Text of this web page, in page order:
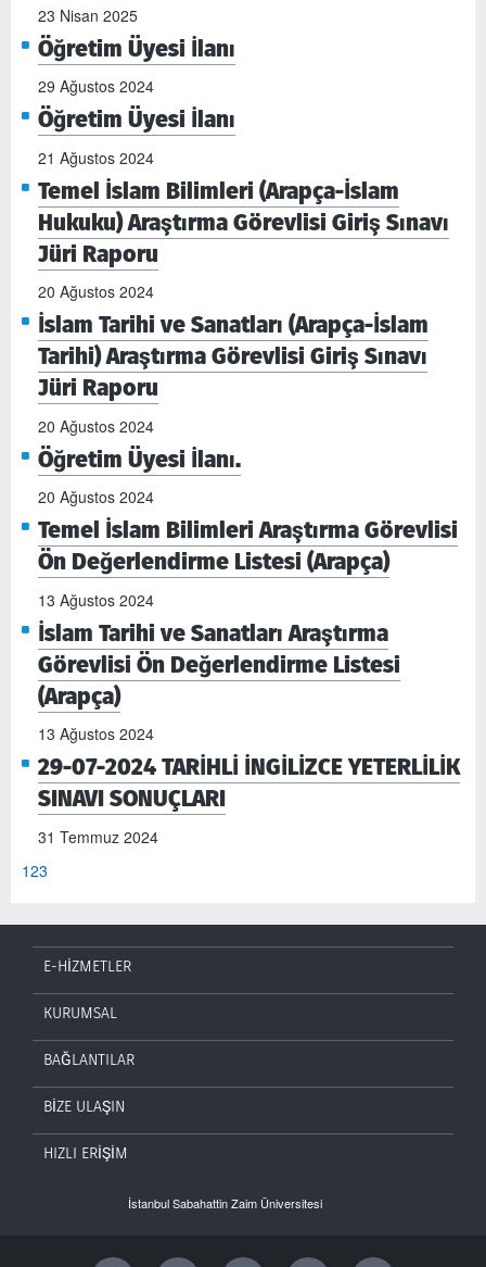
23 Nisan 2025
Öğretim Üyesi İlanı
29 Ağustos 2024
Öğretim Üyesi İlanı
21 Ağustos 2024
Temel İslam Bilimleri (Arapça-İslam
Hukuku) Araştırma Görevlisi Giriş Sınavı
Jüri Raporu
20 Ağustos 2024
İslam Tarihi ve Sanatları (Arapça-İslam
Tarihi) Araştırma Görevlisi Giriş Sınavı
Jüri Raporu
20 Ağustos 2024
Öğretim Üyesi İlanı.
20 Ağustos 2024
Temel İslam Bilimleri Araştırma Görevlisi
Ön Değerlendirme Listesi (Arapça)
13 Ağustos 2024
İslam Tarihi ve Sanatları Araştırma
Görevlisi Ön Değerlendirme Listesi
(Arapça)
13 Ağustos 2024
29-07-2024 TARİHLİ İNGİLİZCE YETERLİLİK
SINAVI SONUÇLARI
31 Temmuz 2024
123
E-HİZMETLER
KURUMSAL
BAĞLANTILAR
BİZE ULAŞIN
HIZLI ERİŞİM
İstanbul Sabahattin Zaim Üniversitesi